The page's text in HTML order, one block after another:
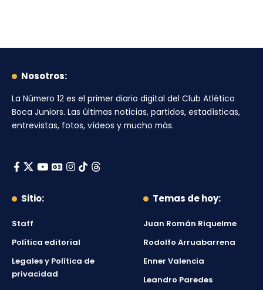
Nosotros:
La Número 12 es el primer diario digital del Club Atlético
Boca Juniors. Las últimas noticias, partidos, estadísticas,
entrevistas, fotos, vídeos y mucho más.
Sitio:
Staff
Política editorial
Legales y Política de
privacidad
Temas de hoy:
Juan Román Riquelme
Rodolfo Arruabarrena
Enner Valencia
Leandro Paredes